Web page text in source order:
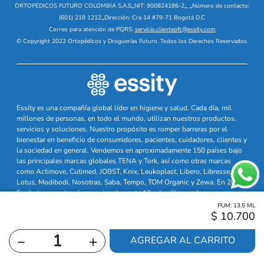
PUM: 13.5 ML
$ 10.700
＋
－ AGREGAR AL CARRITO
ORTOPÉDICOS FUTURO COLOMBIA S.A.S_NIT: 900824186-2_ _Número de contacto:
(601) 218 1212_Dirección: Cra 14 #79-71 Bogotá D.C
Correo para atención de PQRS: servicio.clienteofc@essity.com
© Copyright 2022 Ortopédicos y Droguerías Futuro. Todos los Derechos Reservados.
Essity es una compañía global líder en higiene y salud. Cada día, mil
millones de personas, en todo el mundo, utilizan nuestros productos,
servicios y soluciones. Nuestro propósito es romper barreras por el
bienestar en beneficio de consumidores, pacientes, cuidadores, clientes y
la sociedad en general. Vendemos en aproximadamente 150 países bajo
las principales marcas globales TENA y Tork, así como otras marcas
como Actimove, Cutimed, JOBST, Knix, Leukoplast, Libero, Libresse,
Lotus, Modibodi, Nosotras, Saba, Tempo, TOM Organic y Zewa. En 2024,
Essity tuvo ventas de aproximadamente 13 mil millones de euros y
empleó a 36,000 personas. La sede de la compañía está ubicada en